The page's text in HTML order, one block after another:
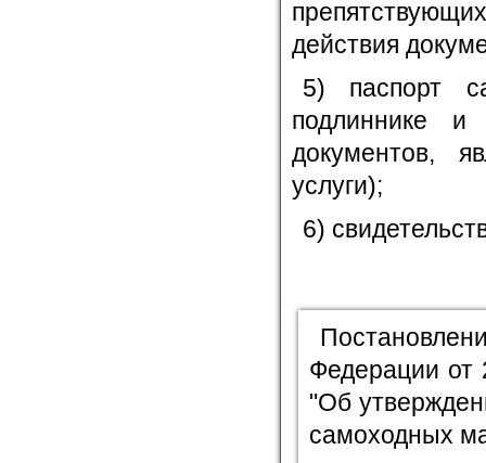
действия
5) паспорт
подлиннике и
документов,
услуги);
6)
Федерации от
"Об
самоходных